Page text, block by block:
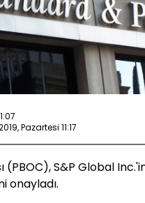
Pazartesi 11:17
(PBOC), S&P Global
onayladı.